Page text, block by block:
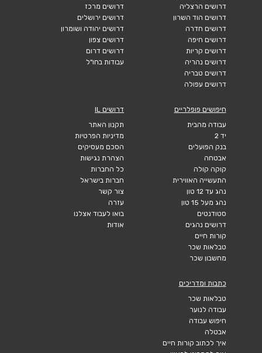
דרושים הרצליה
דרושים הוד השרון
דרושים חדרה
דרושים חיפה
דרושים קריות
דרושים נהריה
דרושים טבריה
דרושים עפולה
דרושים מרכז
דרושים ירושלים
דרושים יהודה ושומרון
דרושים צפון
דרושים דרום
עבודות בחו"ל
חיפושים פופלריים
עבודה מהבית
יד 2
בנק הפועלים
אבטחה
קוקה קולה
התעשייה האווירית
נהג עד 12 טון
נהג מעל 15 טון
סטודנטים
דרושים נהגים
קורות חיים
טבלאות שכר
מחשבון שכר
דרושים IL
תקנון האתר
מדיניות הפרטיות
הסכם מעסיקים
הצהרת נגישות
כל החברות
חברות בישראל
צור קשר
עזרה
בואו לעבוד אצלנו
אודות
כתבות ומדריכים
טבלאות שכר
עבודה לנוער
חיפוש עבודה
אבטלה
איך לכתוב קורות חיים